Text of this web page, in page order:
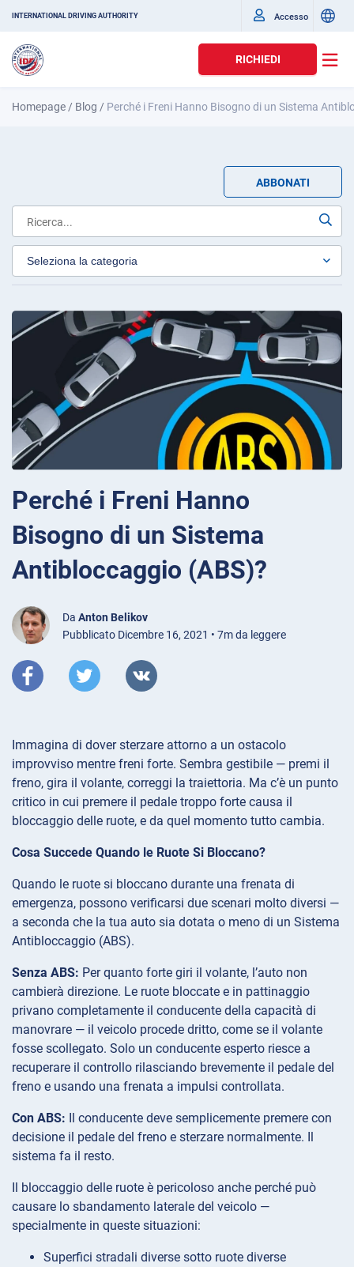
INTERNATIONAL DRIVING AUTHORITY Accesso
RICHIEDI
Homepage / Blog / Perché i Freni Hanno Bisogno di un Sistema
ABBONATI
Perché i Freni Hanno
Bisogno di un Sistema
Antibloccaggio (ABS)?
Da Anton Belikov
Pubblicato Dicembre 16, 2021 • 7m da leggere
Immagina di dover sterzare attorno a un ostacolo
improvviso mentre freni forte. Sembra gestibile — premi il
freno, gira il volante, correggi la traiettoria. Ma c’è un punto
critico in cui premere il pedale troppo forte causa il
bloccaggio delle ruote, e da quel momento tutto cambia.
Cosa Succede Quando le Ruote Si Bloccano?
Quando le ruote si bloccano durante una frenata di
emergenza, possono verificarsi due scenari molto diversi —
a seconda che la tua auto sia dotata o meno di un Sistema
Antibloccaggio (ABS).
Senza ABS: Per quanto forte giri il volante, l’auto non
cambierà direzione. Le ruote bloccate e in pattinaggio
privano completamente il conducente della capacità di
manovrare — il veicolo procede dritto, come se il volante
fosse scollegato. Solo un conducente esperto riesce a
recuperare il controllo rilasciando brevemente il pedale del
freno e usando una frenata a impulsi controllata.
Con ABS: Il conducente deve semplicemente premere con
decisione il pedale del freno e sterzare normalmente. Il
sistema fa il resto.
Il bloccaggio delle ruote è pericoloso anche perché può
causare lo sbandamento laterale del veicolo —
specialmente in queste situazioni:
Superfici stradali diverse sotto ruote diverse